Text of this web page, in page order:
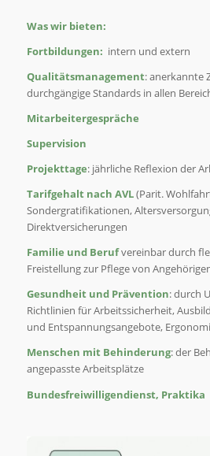
Was wir bieten:
Fortbildungen: intern und extern
Qualitätsmanagement: anerkannte
durchgängige Standards in allen
Mitarbeitergespräche
Supervision
Projekttage: jährliche Reflexion der
Tarifgehalt nach AVL(Parit.
Sondergratifikationen,
Direktversicherungen
Familie und Berufvereinbar durch
Freistellung zur Pflege von
Gesundheit und Prävention: durch
Richtlinien für Arbeitssicherheit,
und Entspannungsangebote,
Menschen mit Behinderung: der
angepasste Arbeitsplätze
Bundesfreiwilligendienst, Praktika